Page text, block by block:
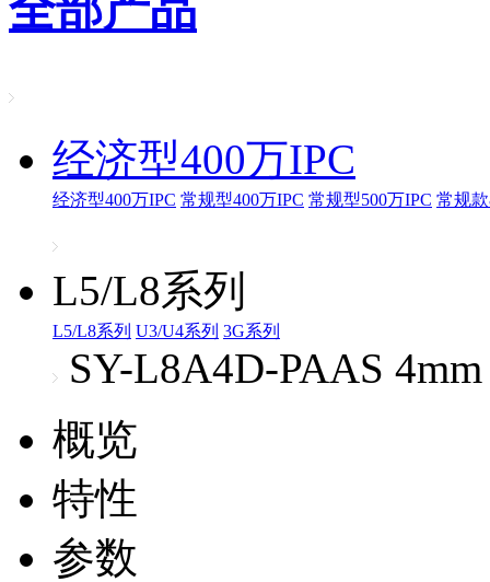
经济型400万IPC
经济型400万IPC 常规型400万IPC 常规型500万IPC 常规
L5/L8系列
L5/L8系列 U3/U4系列 3G系列
SY-L8A4D-PAAS 4mm
概览
特性
参数